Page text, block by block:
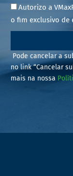
Autorizo a
o fim exclusivo de
Pode cancelar a
no link “Cancelar
mais na nossa